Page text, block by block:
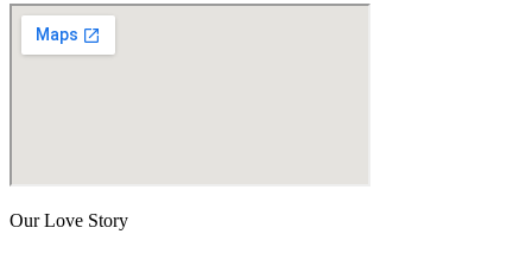
Our Love Story